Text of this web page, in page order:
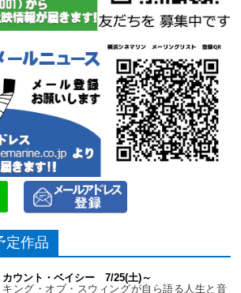
定作品
カウント・ベイシー 7/25(土)～
キング・オブ・スウィングが自ら語る人生と音